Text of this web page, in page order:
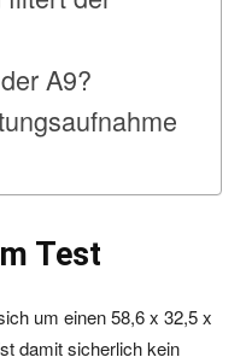
A9?
Test
um einen 58,6 x 32,5 x
damit sicherlich kein